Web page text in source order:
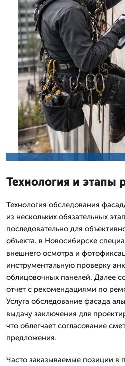
Технология и этапы
Технология обследования
из нескольких обязательных
последовательно для
объекта. в Новосибирске
внешнего осмотра и
инструментальную проверку
облицовочных панелей. Далее
отчет с рекомендациями по
Услуга обследование фасада
выдачу заключения для
что облегчает согласование
предложения.
Часто заказываемые позиции в